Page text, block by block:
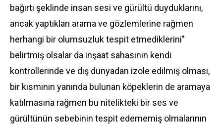
bağırtı şeklinde insan sesi ve gürültü duyduklarını,
ancak yaptıkları arama ve gözlemlerine rağmen
herhangi bir olumsuzluk tespit etmediklerini"
belirtmiş olsalar da inşaat sahasının kendi
kontrollerinde ve dış dünyadan izole edilmiş olması,
bir kısmının yanında bulunan köpeklerin de aramaya
katılmasına rağmen bu nitelikteki bir ses ve
gürültünün sebebinin tespit edememiş olmalarının